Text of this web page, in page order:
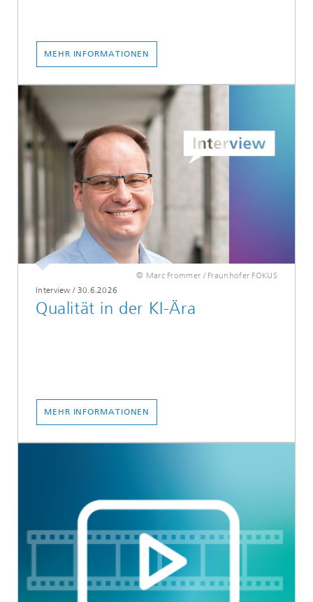
MEHR INFORMATIONEN
© Marc Frommer / Fraunhofer FOKUS
Interview / 30.6.2026
Qualität in der KI-Ära
MEHR INFORMATIONEN